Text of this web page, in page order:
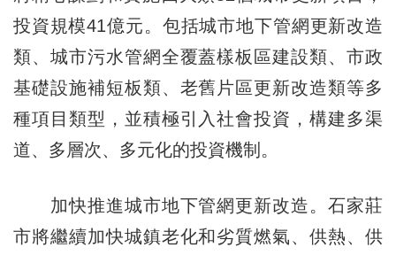
投資規模41億元。包括城市地下管網更新改造
類、城市污水管網全覆蓋樣板區建設類、市政
基礎設施補短板類、老舊片區更新改造類等多
種項目類型，並積極引入社會投資，構建多渠
道、多層次、多元化的投資機制。
加快推進城市地下管網更新改造。石家莊
市將繼續加快城鎮老化和劣質燃氣、供熱、供